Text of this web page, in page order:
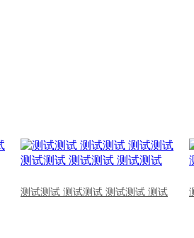
测试测试 测试测试 测试测试 测试